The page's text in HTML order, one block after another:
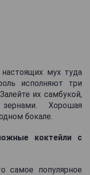
мух туда
исполняют три
их самбукой,
Хорошая
бокале.
коктейли с
самое популярное